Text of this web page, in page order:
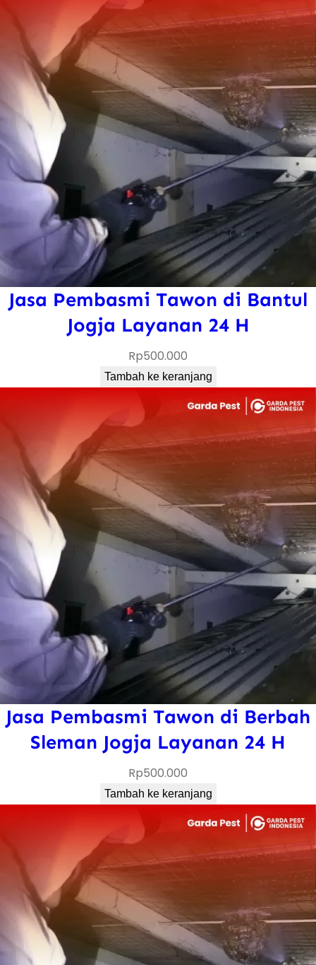
Jasa Pembasmi Tawon di Bantul
Jogja Layanan 24 H
Rp500.000
Tambah ke keranjang
Jasa Pembasmi Tawon di Berbah
Sleman Jogja Layanan 24 H
Rp500.000
Tambah ke keranjang